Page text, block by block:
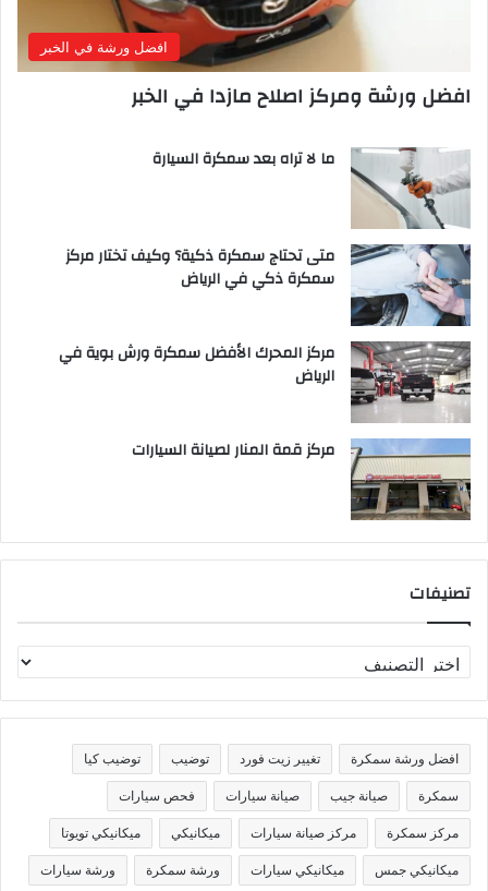
افضل ورشة في الخبر
افضل ورشة ومركز اصلاح مازدا في الخبر
ما لا تراه بعد سمكرة السيارة
متى تحتاج سمكرة ذكية؟ وكيف تختار مركز
سمكرة ذكي في الرياض
مركز المحرك الأفضل سمكرة ورش بوية في
الرياض
مركز قمة المنار لصيانة السيارات
تصنيفات
ص
ن
ف
ا
افضل ورشة سمكرة تغيير زيت فورد توضيب توضيب كيا
سمكرة صيانة جيب صيانة سيارات فحص سيارات
مركز سمكرة مركز صيانة سيارات ميكانيكي ميكانيكي تويوتا
ميكانيكي جمس ميكانيكي سيارات ورشة سمكرة ورشة سيارات